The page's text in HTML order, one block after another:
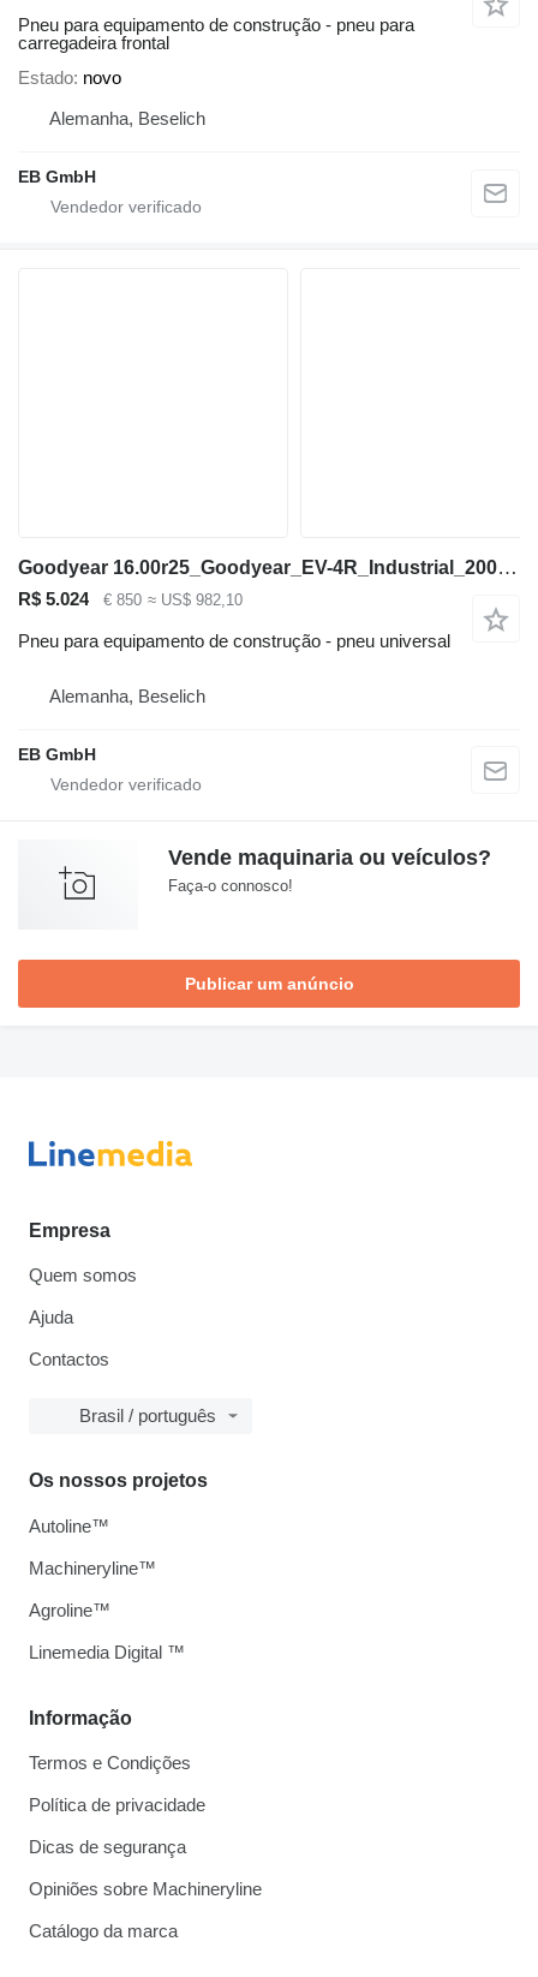
Pneu para equipamento de construção - pneu para
carregadeira frontal
Estado novo
Alemanha, Beselich
EB GmbH
Goodyear 16.00r25_Goodyear_EV-4R_Industrial_200A5_3 Sterne_TOP
R$ 5.024 € 850 ≈ US$ 982,10
Pneu para equipamento de construção - pneu universal
Alemanha, Beselich
EB GmbH
Vende maquinaria ou veículos?
Faça-o connosco!
Publicar um anúncio
Empresa
Quem somos
Ajuda
Contactos
Brasil / português
Informação
Termos e Condições
Política de privacidade
Dicas de segurança
Opiniões sobre Machineryline
Catálogo da marca
Os nossos projetos
Autoline™
Machineryline™
Agroline™
Linemedia Digital ™